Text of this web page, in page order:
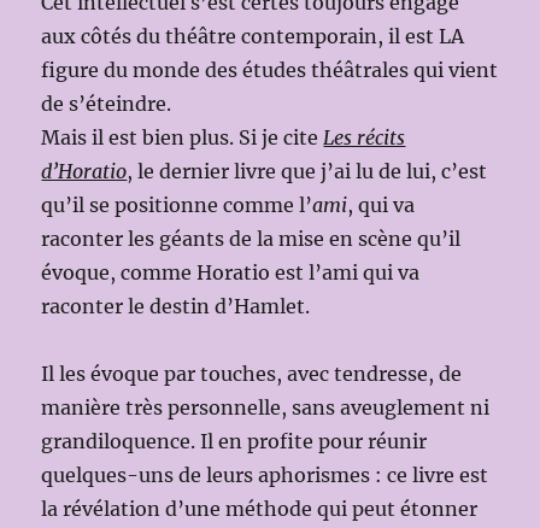
aux côtés du théâtre contemporain, il est LA
figure du monde des études théâtrales qui vient
de s’éteindre.
Mais il est bien plus. Si je cite Les récits
d’Horatio, le dernier livre que j’ai lu de lui, c’est
qu’il se positionne comme l’ami, qui va
raconter les géants de la mise en scène qu’il
évoque, comme Horatio est l’ami qui va
raconter le destin d’Hamlet.
Il les évoque par touches, avec tendresse, de
manière très personnelle, sans aveuglement ni
grandiloquence. Il en profite pour réunir
quelques-uns de leurs aphorismes : ce livre est
la révélation d’une méthode qui peut étonner